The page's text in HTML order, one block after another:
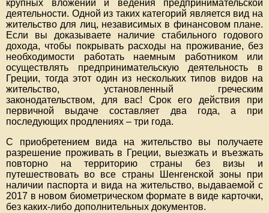
крупных вложений и ведения предпринимательской
деятельности. Одной из таких категорий является вид на
жительство для лиц, независимых в финансовом плане.
Если вы доказываете наличие стабильного годового
дохода, чтобы покрывать расходы на проживание, без
необходимости работать наемным работником или
осуществлять предпринимательскую деятельность в
Греции, тогда этот один из нескольких типов видов на
жительство, установленный греческим
законодательством, для вас! Срок его действия при
первичной выдаче составляет два года, а при
последующих продлениях – три года.
С приобретением вида на жительство вы получаете
разрешение проживать в Греции, выезжать и въезжать
повторно на территорию страны без визы и
путешествовать во все страны Шенгенской зоны при
наличии паспорта и вида на жительство, выдаваемой с
2017 в новом биометрическом формате в виде карточки,
без каких-либо дополнительных документов.